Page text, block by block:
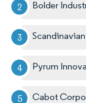
Bolder
Pyrum
Cabot